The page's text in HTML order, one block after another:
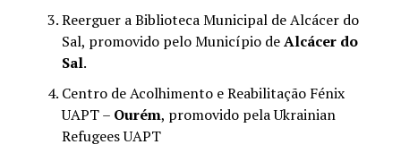
Reerguer a Biblioteca Municipal de Alcácer do
Sal, promovido pelo Município deAlcácer do
Sal.
Centro de Acolhimento e Reabilitação Fénix
UAPT – Ourém, promovido pela Ukrainian
Refugees UAPT